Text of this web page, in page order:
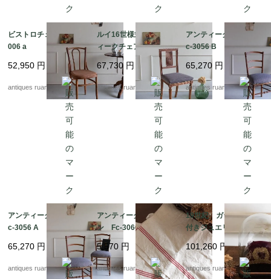
ビストロチェア Fc-3
006 a
52,950 円
antiques ruan
ルイ16世様式 アンテ
ィークチェア Fc-308
67,730 円
antiques ruan
アンティークチェア F
c-3056 B
65,270 円
antiques ruan
アンティークチェア F
c-3056 A
65,270 円
antiques ruan
アンティークトーショ
ン Fc-3066
5,570 円
antiques ruan
19世紀 ガラスドーム
付きジュエリークッシ
ョン Fc-3047A
101,260 円
antiques ruan